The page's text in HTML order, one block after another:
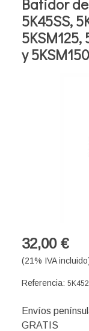
Batidor
5K45SS,
5KSM125,
y
32,00 €
(21% IVA
Referencia:
Envíos
GRATIS